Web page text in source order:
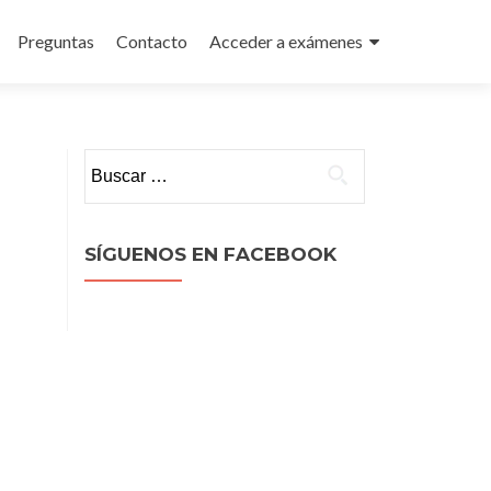
Preguntas Contacto Acceder a exámenes
SÍGUENOS EN FACEBOOK